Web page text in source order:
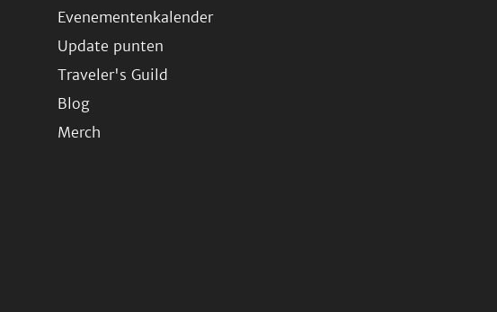
Evenementenkalender
Update punten
Traveler's Guild
Blog
Merch